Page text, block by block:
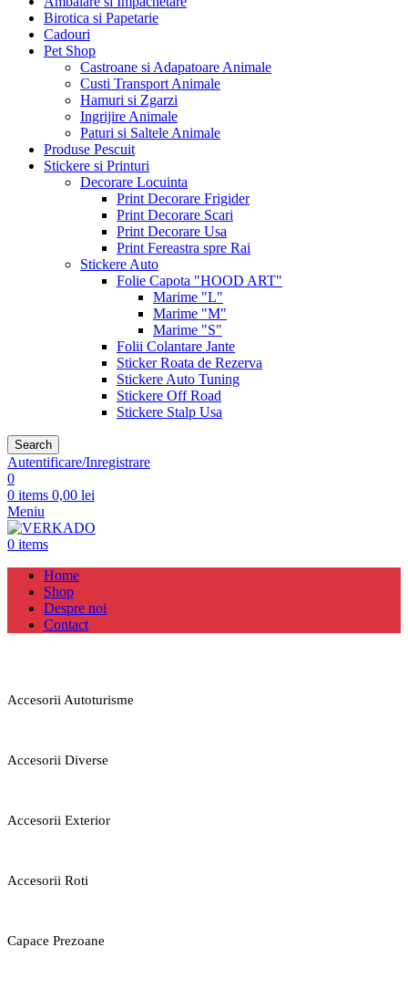
Birotica si Papetarie
Cadouri
Pet Shop
Castroane si Adapatoare Animale
Custi Transport Animale
Hamuri si Zgarzi
Ingrijire Animale
Paturi si Saltele Animale
Produse Pescuit
Stickere si Printuri
Decorare Locuinta
Print Decorare Frigider
Print Decorare Scari
Print Decorare Usa
Print Fereastra spre Rai
Stickere Auto
Folie Capota "HOOD ART"
Marime "L"
Marime "M"
Marime "S"
Folii Colantare Jante
Sticker Roata de Rezerva
Stickere Auto Tuning
Stickere Off Road
Stickere Stalp Usa
Search
Autentificare/Inregistrare
0
0 items 0,00 lei
Meniu
0 items
Home
Shop
Despre noi
Contact
Accesorii Autoturisme
Accesorii Diverse
Accesorii Exterior
Accesorii Roti
Capace Prezoane